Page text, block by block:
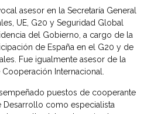
asesor en la Secretaría General
UE, G20 y Seguridad Global
del Gobierno, a cargo de la
de España en el G20 y de
Fue igualmente asesor de la
Internacional.
puestos de cooperante
Desarrollo como especialista